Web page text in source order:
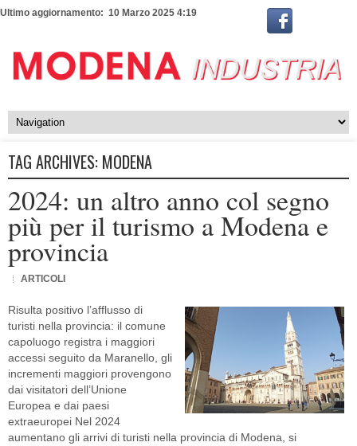
Ultimo aggiornamento: 10 Marzo 2025 4:19
TAG ARCHIVES: MODENA
2024: un altro anno col segno
più per il turismo a Modena e
provincia
ARTICOLI
Risulta positivo l’afflusso di
turisti nella provincia: il comune
capoluogo registra i maggiori
accessi seguito da Maranello, gli
incrementi maggiori provengono
dai visitatori dell’Unione
Europea e dai paesi
extraeuropei Nel 2024
aumentano gli arrivi di turisti nella provincia di Modena, si